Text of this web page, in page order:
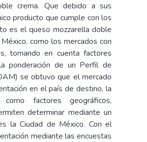
crema. Que debido a sus
producto que cumple con los
es el queso mozzarella doble
como los mercados con
tomando en cuenta factores
ponderación de un Perfil de
se obtuvo que el mercado
en el país de destino, la
factores geográficos,
determinar mediante un
la Ciudad de México. Con el
mediante las encuestas